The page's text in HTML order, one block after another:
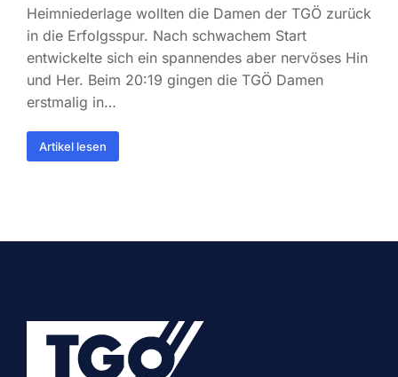
Heimniederlage wollten die Damen der TGÖ zurück
in die Erfolgsspur. Nach schwachem Start
entwickelte sich ein spannendes aber nervöses Hin
und Her. Beim 20:19 gingen die TGÖ Damen
erstmalig in…
Artikel lesen